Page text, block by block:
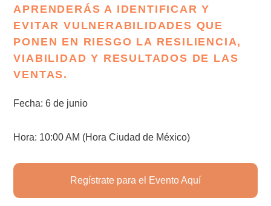
APRENDERÁS A IDENTIFICAR Y
EVITAR VULNERABILIDADES QUE
PONEN EN RIESGO LA RESILIENCIA,
VIABILIDAD Y RESULTADOS DE LAS
VENTAS.
Fecha: 6 de junio
Hora: 10:00 AM (Hora Ciudad de México)
Regístrate para el Evento Aquí